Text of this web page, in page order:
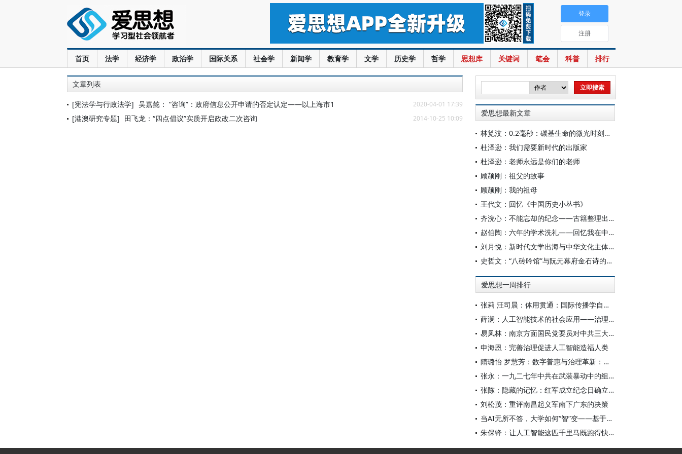
首页 法学 经济学 政治学 国际关系 社会学 新闻学 教育学 文学 历史学 哲学 思想库 关键词 笔会 科普 排行
登录
注册
文章列表
[宪法学与行政法学] 吴嘉懿： “咨询”：政府信息公开申请的否定认定——以上海市1 2020-04-01 17:39
[港澳研究专题] 田飞龙：“四点倡议”实质开启政改二次咨询 2014-10-25 10:09
爱思想最新文章
林笕汶：0.2毫秒：碳基生命的微光时刻——读邵春堡《未来人类：科技拓展无限可能》
杜泽逊：我们需要新时代的出版家
杜泽逊：老师永远是你们的老师
顾颉刚：祖父的故事
顾颉刚：我的祖母
王代文：回忆《中国历史小丛书》
齐浣心：不能忘却的纪念——古籍整理出版规划小组成立六十载记
赵伯陶：六年的学术洗礼——回忆我在中华书局的日子
刘月悦：新时代文学出海与中华文化主体性建构
史哲文：“八砖吟馆”与阮元幕府金石诗的学人品格、诗学祈向
爱思想一周排行
张莉 汪司晨：体用贯通：国际传播学自主知识体系的建构逻辑与学科交叉进路
薛澜：人工智能技术的社会应用——治理挑战
易凤林：南京方面国民党要员对中共三大起义的反应
申海恩：完善治理促进人工智能造福人类
隋璐怡 罗慧芳：数字普惠与治理革新：中国人工智能赋能全球南方发展
张永：一九二七年中共在武装暴动中的组织转型
张陈：隐藏的记忆：红军成立纪念日确立前中共对南昌起义的纪念
刘松茂：重评南昌起义军南下广东的决策
当AI无所不答，大学如何“智”变——基于全国400余所高校本科生AI使用情况的调查与思考
朱保锋：让人工智能这匹千里马既跑得快又跑得稳